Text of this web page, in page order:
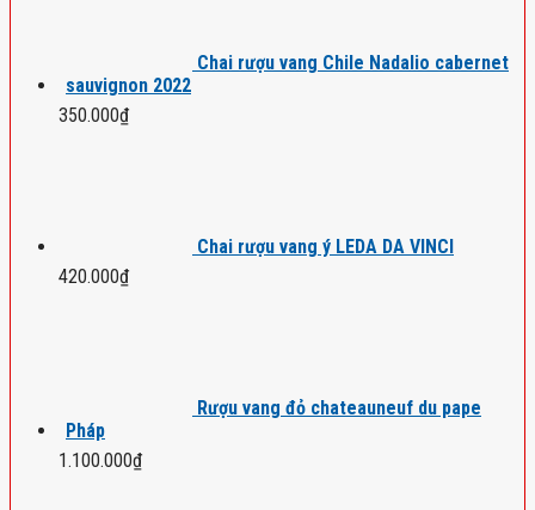
Chai rượu vang Chile Nadalio cabernet
sauvignon 2022
350.000₫
Chai rượu vang ý LEDA DA VINCI
420.000₫
Rượu vang đỏ chateauneuf du pape
Pháp
1.100.000₫